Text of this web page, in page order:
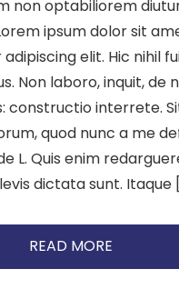
non optabiliorem
ipsum dolor sit
elit. Hic nihil
Non laboro, inquit, de
constructio interrete.
quod nunc a me
L. Quis enim
dictata sunt. Itaque
READ MORE